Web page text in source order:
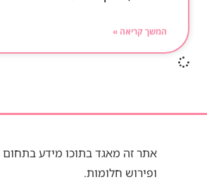
המשך קריאה »
אתר זה מאגד בתוכו מידע בתחום
ופירוש חלומות.